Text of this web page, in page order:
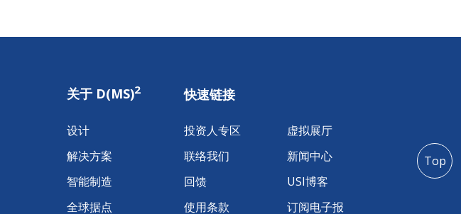
关于 D(MS)2
设计
解决方案
智能制造
全球据点
快速链接
投资人专区
虚拟展厅
联络我们
新闻中心
回馈
USI博客
使用条款
订阅电子报
Top